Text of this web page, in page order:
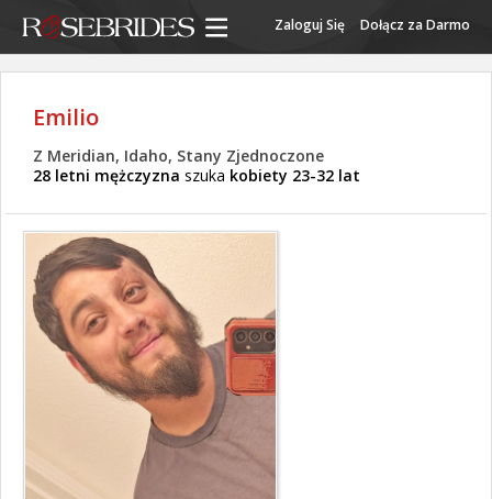
Zaloguj Się Dołącz za Darmo
Emilio
Z Meridian, Idaho, Stany Zjednoczone
28 letni mężczyzna szuka kobiety 23-32 lat